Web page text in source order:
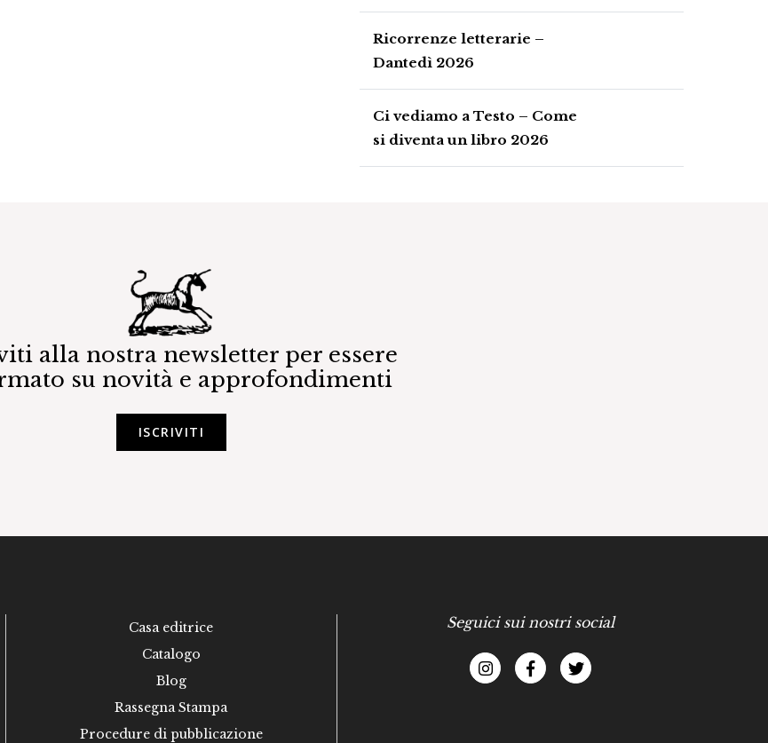
Ricorrenze letterarie –
Dantedì 2026
Ci vediamo a Testo – Come
si diventa un libro 2026
alla nostra newsletter per essere
su novità e approfondimenti
ISCRIVITI
Casa editrice
Catalogo
Blog
Rassegna Stampa
Procedure di pubblicazione
Seguici sui nostri social